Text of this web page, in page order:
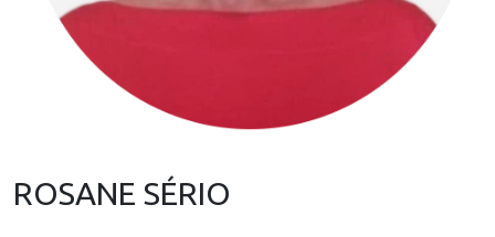
ROSANE SÉRIO